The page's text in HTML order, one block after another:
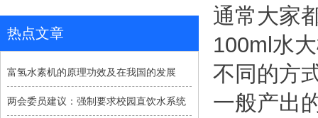
热点文章
富氢水素机的原理功效及在我国的发展
两会委员建议：强制要求校园直饮水系统
通常大家
100ml水
不同的方
一般产出